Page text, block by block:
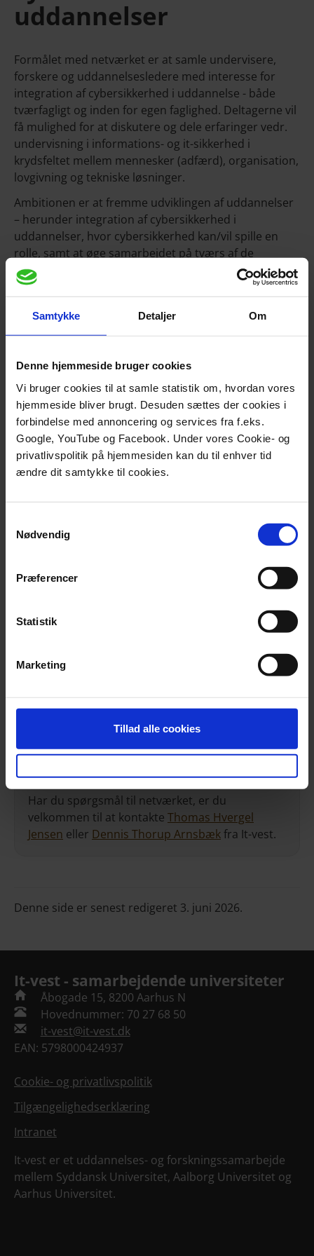
Samtykke Detaljer Om
Denne hjemmeside bruger cookies
Vi bruger cookies til at samle statistik om, hvordan vores
hjemmeside bliver brugt. Desuden sættes der cookies i
forbindelse med annoncering og services fra f.eks.
Google, YouTube og Facebook. Under vores Cookie- og
privatlivspolitik på hjemmesiden kan du til enhver tid
ændre dit samtykke til cookies.
Nødvendig
Præferencer
Statistik
Marketing
Tillad alle cookies
uddannelser
Formålet med netværket er at samle undervisere,
forskere og uddannelsesledere med interesse for
integration af cybersikkerhed i uddannelse - både
tværfagligt og inden for egen faglighed. Deltagerne vil
få mulighed for at diskutere og dele erfaringer vedr.
undervisning i informations- og it-sikkerhed i
krydsfeltet mellem mennesker (adfærd), organisation,
lovgivning og tekniske løsninger.
Ambitionen er at fremme udviklingen af uddannelser
– herunder integration af cybersikkerhed i
uddannelser, hvor cybersikkerhed kan/vil spille en
rolle, samt at øge samarbejdet på tværs af de
vestdanske universiteter inden for dette felt.
Netværket er primært for udvalgte undervisere,
forskere og uddannelsesledere fra de
eksisterer et behov for (videre)udvikling af
I første omgang er der fokus på områderne jura,
ledelse og sociologi.
Vil du vide mere?
Har du spørgsmål til netværket, er du
velkommen til at kontakte Thomas Hvergel
Jensen eller Dennis Thorup Arnsbækfra It-vest.
Denne side er senest redigeret 3. juni 2026.
It-vest - samarbejdende universiteter
Åbogade 15, 8200 Aarhus N
Hovednummer: 70 27 68 50
it-vest@it-vest.dk
EAN: 5798000424937
Cookie- og privatlivspolitik
Tilgængelighedserklæring
Intranet
It-vest er et uddannelses- og forskningssamarbejde
mellem Syddansk Universitet, Aalborg Universitet og
Aarhus Universitet.